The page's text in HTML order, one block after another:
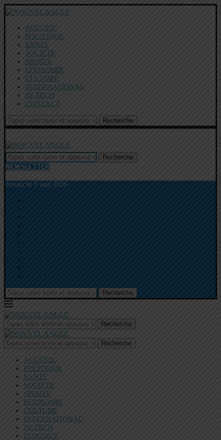
ACCUEIL
POLITIQUE
SANTE
SOCIETE
SPORTS
ECONOMIE
CULTURE
INTERNATIONAL
HI-TECH
CONTACT
Recherche
Recherche
NEWSLETTER
dimanche 9 août 2026
Recherche
Recherche
Recherche
ACCUEIL
POLITIQUE
SANTE
SOCIETE
SPORTS
ECONOMIE
CULTURE
INTERNATIONAL
HI-TECH
CONTACT